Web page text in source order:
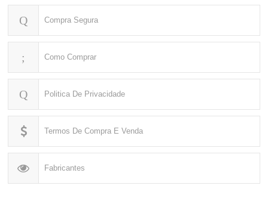
Compra Segura
Como Comprar
Politica De Privacidade
Termos De Compra E Venda
Fabricantes